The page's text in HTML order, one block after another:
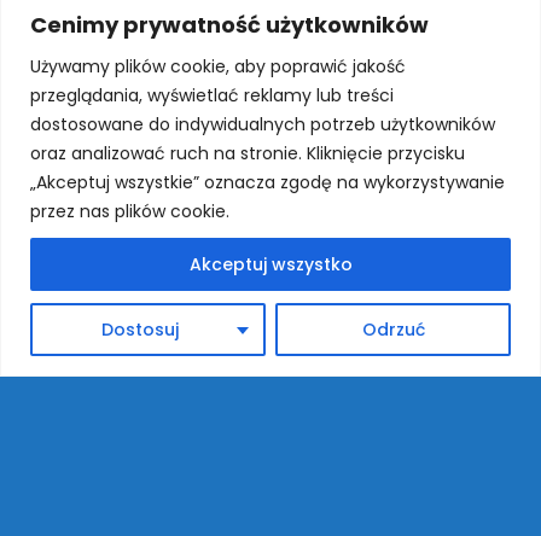
Cenimy prywatność użytkowników
Używamy plików cookie, aby poprawić jakość
przeglądania, wyświetlać reklamy lub treści
dostosowane do indywidualnych potrzeb użytkowników
oraz analizować ruch na stronie. Kliknięcie przycisku
„Akceptuj wszystkie” oznacza zgodę na wykorzystywanie
przez nas plików cookie.
Dostosuj Odrzuć
Akceptuj wszystko
dogodną dla siebie formę
kontaktu
←YOU CAN SING 2025